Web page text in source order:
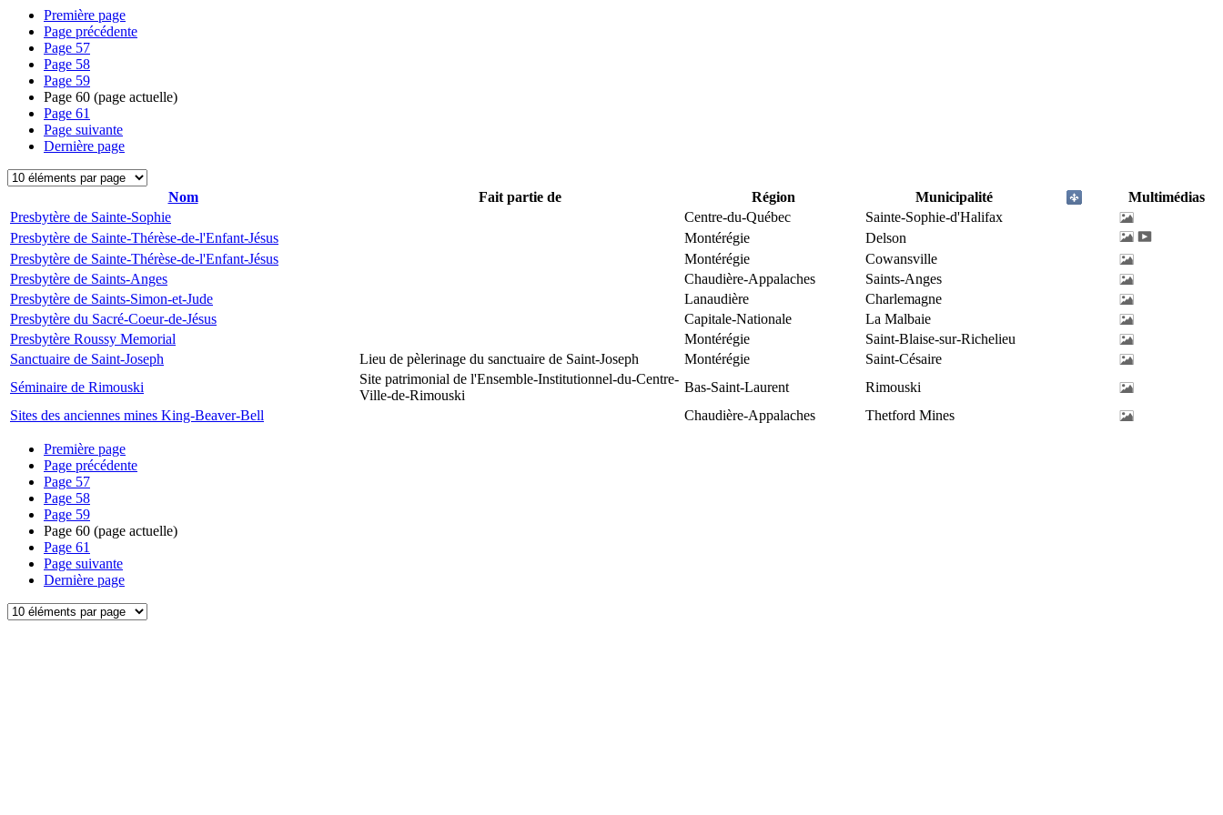
Première page
Page précédente
Page 57
Page 58
Page 59
Page 60 (page actuelle)
Page 61
Page suivante
Dernière page
Nom Fait partie de Région Municipalité
Multimédias
Presbytère de Sainte-Sophie
Centre-du-Québec
Sainte-Sophie-d'Halifax
Presbytère de Sainte-Thérèse-de-l'Enfant-Jésus
Montérégie
Delson
Presbytère de Sainte-Thérèse-de-l'Enfant-Jésus
Montérégie
Cowansville
Presbytère de Saints-Anges
Chaudière-Appalaches
Saints-Anges
Presbytère de Saints-Simon-et-Jude
Lanaudière
Charlemagne
Presbytère du Sacré-Coeur-de-Jésus
Capitale-Nationale
La Malbaie
Presbytère Roussy Memorial
Montérégie
Saint-Blaise-sur-Richelieu
Sanctuaire de Saint-Joseph
Lieu de pèlerinage du sanctuaire de Saint-Joseph Montérégie
Saint-Césaire
Séminaire de Rimouski
Site patrimonial de l'Ensemble-Institutionnel-du-Centre-
Ville-de-Rimouski
Bas-Saint-Laurent
Rimouski
Sites des anciennes mines King-Beaver-Bell
Chaudière-Appalaches Thetford Mines
Première page
Page précédente
Page 57
Page 58
Page 59
Page 60 (page actuelle)
Page 61
Page suivante
Dernière page